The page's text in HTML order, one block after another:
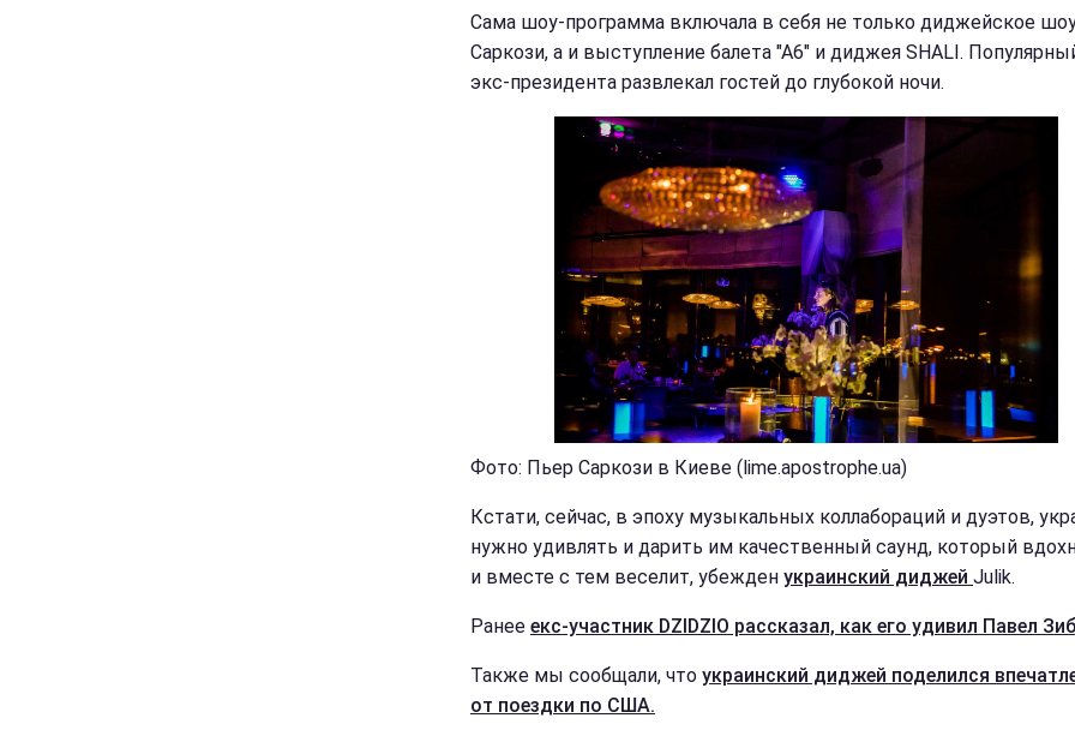
Сама шоу-программа включала в себя не только диджейское
Саркози, а и выступление балета "А6" и диджея SHALI.
экс-президента развлекал гостей до глубокой ночи.
Фото: Пьер Саркози в Киеве (lime.apostrophe.ua)
Кстати, сейчас, в эпоху музыкальных коллабораций и дуэтов,
нужно удивлять и дарить им качественный саунд, который
и вместе с тем веселит, убежден украинский диджей Julik.
Ранее екс-участник DZIDZIO рассказал, как его удивил Павел
Также мы сообщали, что украинский диджей поделился
от поездки по США.